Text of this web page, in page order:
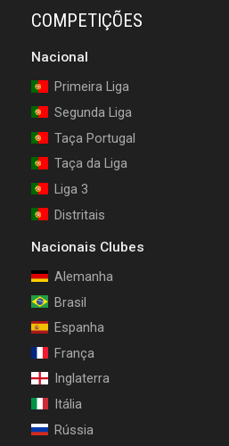
COMPETIÇÕES
Nacional
Primeira Liga
Segunda Liga
Taça Portugal
Taça da Liga
Liga 3
Distritais
Nacionais Clubes
Alemanha
Brasil
Espanha
França
Inglaterra
Itália
Rússia